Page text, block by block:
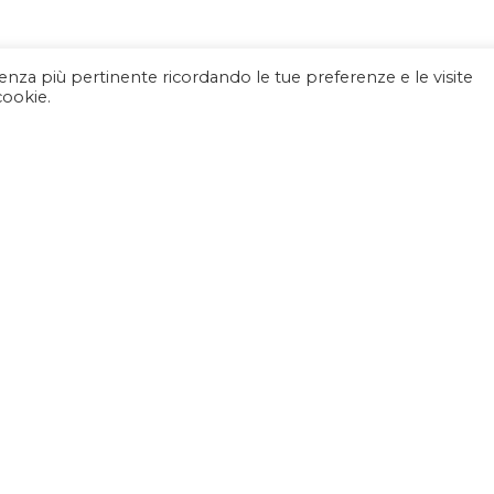
più pertinente ricordando le tue preferenze e le visite